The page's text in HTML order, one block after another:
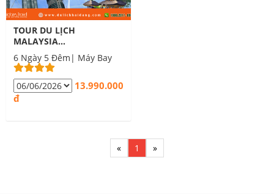
TOUR DU LỊCH
MALAYSIA
INDONESIA
SINGAPORE 6 NGÀY
5 ĐÊM
6 Ngày 5 Đêm| Máy Bay
13.990.000
đ
« 1 »